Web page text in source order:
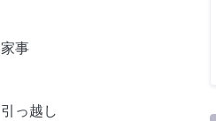
家事
引っ越し